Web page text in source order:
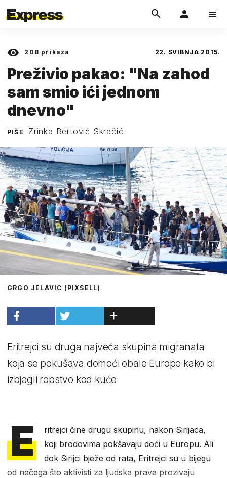
208 prikaza 22. SVIBNJA 2015.
Preživio pakao: "Na zahod
sam smio ići jednom
dnevno"
PIŠE Zrinka Bertović Skračić
GRGO JELAVIC (PIXSELL)
Eritrejci su druga najveća skupina migranata
koja se pokušava domoći obale Europe kako bi
izbjegli ropstvo kod kuće
E
ritrejci čine drugu skupinu, nakon Sirijaca,
koji brodovima pokšavaju doći u Europu. Ali
dok Sirijci bježe od rata, Eritrejci su u bijegu
od nečega što aktivisti za ljudska prava prozivaju